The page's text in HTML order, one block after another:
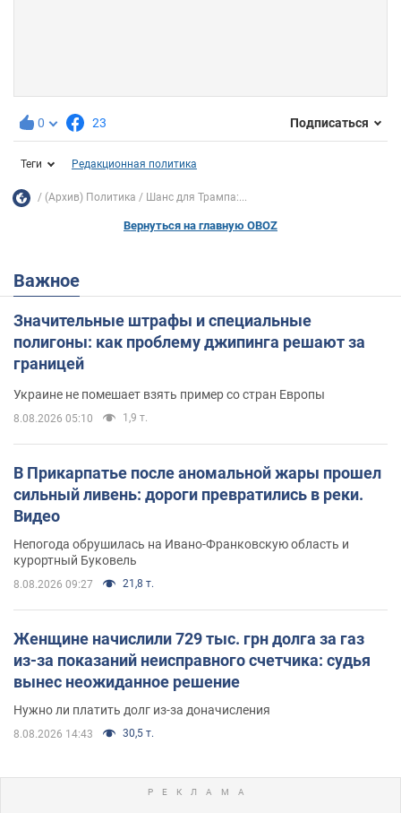
0 23 Подписаться
Теги Редакционная политика
(Архив) Политика Шанс для Трампа:...
Вернуться на главную OBOZ
Важное
Значительные штрафы и специальные
полигоны: как проблему джипинга решают за
границей
Украине не помешает взять пример со стран Европы
8.08.2026 05:10 1,9 т.
В Прикарпатье после аномальной жары прошел
сильный ливень: дороги превратились в реки.
Видео
Непогода обрушилась на Ивано-Франковскую область и
курортный Буковель
8.08.2026 09:27 21,8 т.
Женщине начислили 729 тыс. грн долга за газ
из-за показаний неисправного счетчика: судья
вынес неожиданное решение
Нужно ли платить долг из-за доначисления
8.08.2026 14:43 30,5 т.